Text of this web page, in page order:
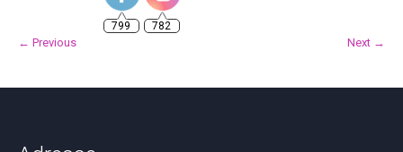
← Previous Next →